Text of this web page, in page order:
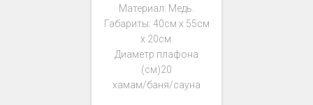
Материал: Медь.
Габариты: 40см х 55см
х 20см.
Диаметр плафона
(см)20
хамам/баня/сауна